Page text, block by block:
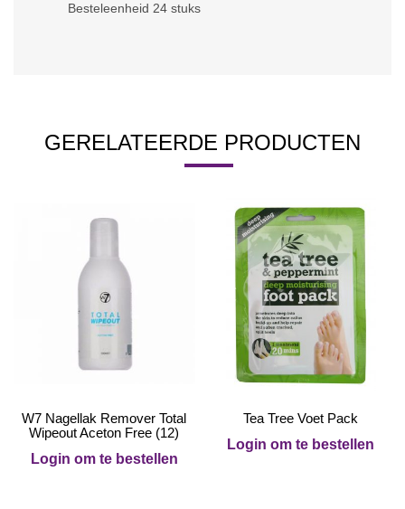
Besteleenheid 24 stuks
GERELATEERDE PRODUCTEN
W7 Nagellak Remover Total
Wipeout Aceton Free (12)
Login om te bestellen
Tea Tree Voet Pack
Login om te bestellen